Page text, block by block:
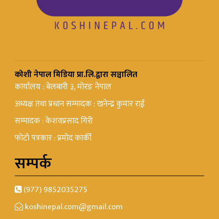
कोशी नेपाल मिडिया प्रा.लि.द्वारा सञ्चालित
कार्यालय : बेलबारी ३, मोरङ नेपाल
अध्यक्ष तथा प्रधान सम्पादक : खनेन्द्र कुमार राई
सम्पादक : केशवप्रसाद गिरी
फोटो पत्रकार : प्रमोद कार्की
सम्पर्क
(977) 9852035275
koshinepal.com@gmail.com